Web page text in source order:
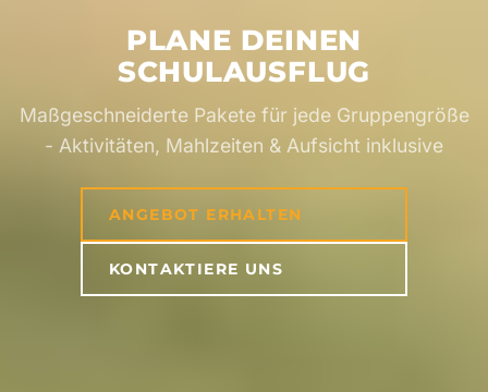
Sag uns einfach deine Vorliebe beim Buchen
PLANE DEINEN
SCHULAUSFLUG
Maßgeschneiderte Pakete für jede Gruppengröße
- Aktivitäten, Mahlzeiten & Aufsicht inklusive
ANGEBOT ERHALTEN
KONTAKTIERE UNS